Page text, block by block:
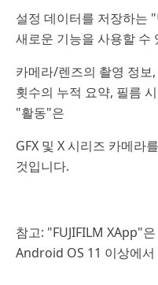
설정 데이터를 저장하는
새로운 기능을 사용할 수
카메라/렌즈의 촬영 정보
횟수의 누적 요약, 필름
"활동"은
GFX 및 X 시리즈 카메라
것입니다.
참고: "FUJIFILM XApp"
Android OS 11 이상에서